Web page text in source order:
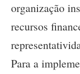
organização
recursos
Para a